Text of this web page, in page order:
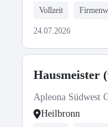
Vollzeit
24.07.2026
Hausmeister
Apleona Südwest
Heilbronn